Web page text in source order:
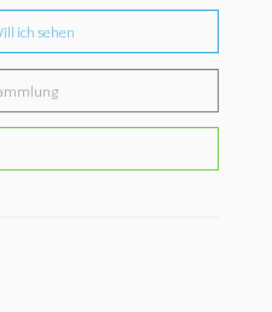
ich sehen